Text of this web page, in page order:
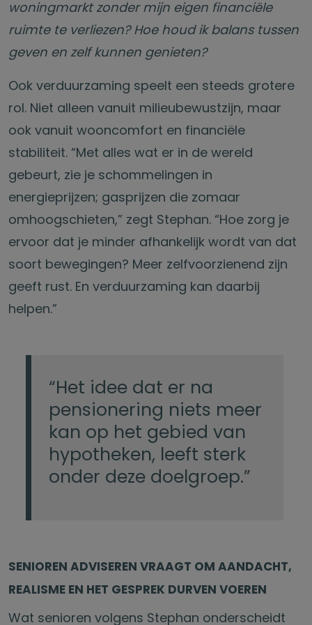
woningmarkt zonder mijn eigen financiële
ruimte te verliezen? Hoe houd ik balans tussen
geven en zelf kunnen genieten?
Ook verduurzaming speelt een steeds grotere
rol. Niet alleen vanuit milieubewustzijn, maar
ook vanuit wooncomfort en financiële
stabiliteit. “Met alles wat er in de wereld
gebeurt, zie je schommelingen in
energieprijzen; gasprijzen die zomaar
omhoogschieten,” zegt Stephan. “Hoe zorg je
ervoor dat je minder afhankelijk wordt van dat
soort bewegingen? Meer zelfvoorzienend zijn
geeft rust. En verduurzaming kan daarbij
helpen.”
“Het idee dat er na
pensionering niets meer
kan op het gebied van
hypotheken, leeft sterk
onder deze doelgroep.”
SENIOREN ADVISEREN VRAAGT OM AANDACHT,
REALISME EN HET GESPREK DURVEN VOEREN
Wat senioren volgens Stephan onderscheidt